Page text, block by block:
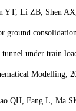
YT, Li ZB, Shen
ground
under train
Modelling,
QH, Fang L, Ma